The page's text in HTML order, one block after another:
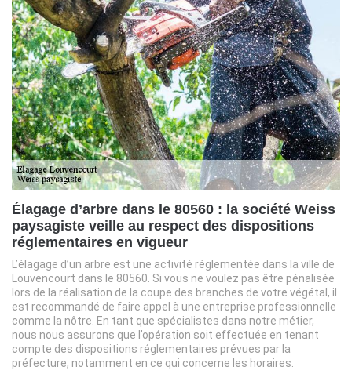
Élagage d’arbre dans le 80560 : la société Weiss
paysagiste veille au respect des dispositions
réglementaires en vigueur
L’élagage d’un arbre est une activité réglementée dans la ville de
Louvencourt dans le 80560. Si vous ne voulez pas être pénalisée
lors de la réalisation de la coupe des branches de votre végétal, il
est recommandé de faire appel à une entreprise professionnelle
comme la nôtre. En tant que spécialistes dans notre métier,
nous nous assurons que l’opération soit effectuée en tenant
compte des dispositions réglementaires prévues par la
préfecture, notamment en ce qui concerne les horaires.